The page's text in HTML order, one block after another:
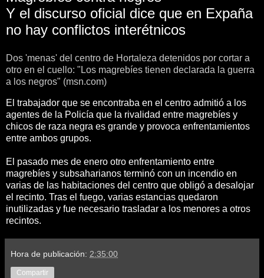
Y el discurso oficial dice que en Expaña
no hay conflictos interétnicos
Dos 'menas' del centro de Hortaleza detenidos por cortar a
otro en el cuello: "Los magrebíes tienen declarada la guerra
a los negros" (msn.com)
El trabajador que se encontraba en el centro admitió a los
agentes de la Policía que la rivalidad entre magrebíes y
chicos de raza negra es grande y provoca enfrentamientos
entre ambos grupos.
El pasado mes de enero otro enfrentamiento entre
magrebíes y subsaharianos terminó con un incendio en
varias de las habitaciones del centro que obligó a desalojar
el recinto. Tras el fuego, varias estancias quedaron
inutilizadas y fue necesario trasladar a los menores a otros
recintos.
Hora de publicación: 2:35:00
Compartir